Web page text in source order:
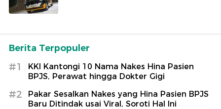
Berita Terpopuler
#1
KKI Kantongi 10 Nama Nakes Hina Pasien
BPJS, Perawat hingga Dokter Gigi
#2
Pakar Sesalkan Nakes yang Hina Pasien BPJS
Baru Ditindak usai Viral, Soroti Hal Ini